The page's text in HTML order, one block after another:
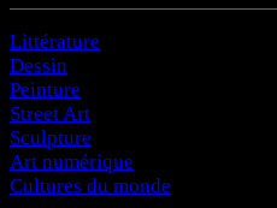
Littérature
Dessin
Peinture
Street Art
Sculpture
Art numérique
Cultures du monde